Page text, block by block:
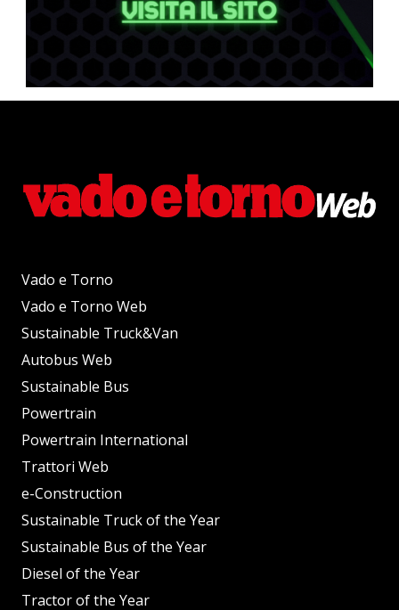
Vado e Torno
Vado e Torno Web
Sustainable Truck&Van
Autobus Web
Sustainable Bus
Powertrain
Powertrain International
Trattori Web
e-Construction
Sustainable Truck of the Year
Sustainable Bus of the Year
Diesel of the Year
Tractor of the Year